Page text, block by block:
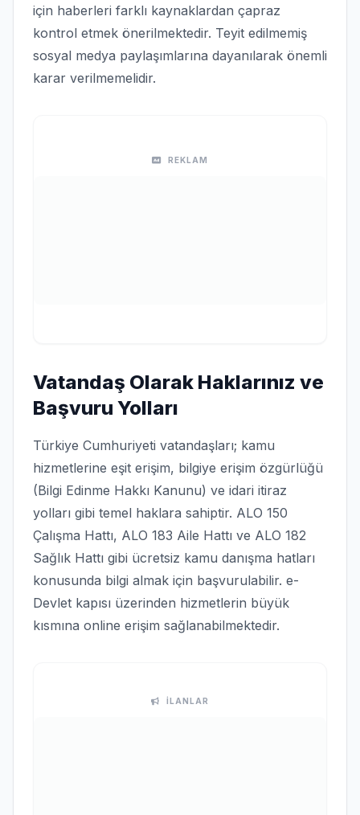
için haberleri farklı kaynaklardan çapraz
kontrol etmek önerilmektedir. Teyit edilmemiş
sosyal medya paylaşımlarına dayanılarak önemli
karar verilmemelidir.
REKLAM
Vatandaş Olarak Haklarınız ve
Başvuru Yolları
Türkiye Cumhuriyeti vatandaşları; kamu
hizmetlerine eşit erişim, bilgiye erişim özgürlüğü
(Bilgi Edinme Hakkı Kanunu) ve idari itiraz
yolları gibi temel haklara sahiptir. ALO 150
Çalışma Hattı, ALO 183 Aile Hattı ve ALO 182
Sağlık Hattı gibi ücretsiz kamu danışma hatları
konusunda bilgi almak için başvurulabilir. e-
Devlet kapısı üzerinden hizmetlerin büyük
kısmına online erişim sağlanabilmektedir.
İLANLAR